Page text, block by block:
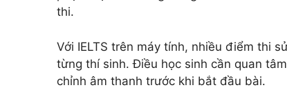
thi.
Với IELTS trên máy tính, nhiều điểm thi
từng thí sinh. Điều học sinh cần quan
chỉnh âm thanh trước khi bắt đầu bài.